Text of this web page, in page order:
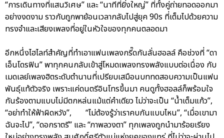
“การเดินทางที่แสนวิเศษ” และ “นาทีที่ยิ่งใหญ่” ที่ทั้งคู่ถ่ายทอดออกมา
อย่างงดงาม ราวกับถูกพาย้อนเวลากลับไปสู่ยุค 90s ที่เต็มไปด้วยความ
ทรงจำและเสียงเพลงที่อยู่ในหัวใจของทุกคนตลอดมา
อีกหนึ่งไฮไลท์สำคัญที่ทำเอาแฟนเพลงกรี๊ดกันลั่นฮอลล์ คือช่วงที่ “ดา
เอ็นโดรฟิน” พาทุกคนกลับเข้าสู่โหมดเพลงทรงพลังแบบต่อเนื่อง กับ
เมดเลย์เพลงฮิตระดับตำนานที่เปรียบเสมือนบททดสอบความเป็นแฟน
พันธุ์แท้ตัวจริง เพราะแค่ดนตรีอินโทรขึ้นมา คนดูทั้งฮอลล์ก็พร้อมใจ
กันร้องตามแบบไม่มีตกหล่นแม้แต่คำเดียว ไม่ว่าจะเป็น “น้ำเต็มแก้ว”,
“อย่าทำให้ฟ้าผิดหวัง”, “ไม่ต้องรู้ว่าเราคบกันแบบไหน”, “เมื่อเขามา
ฉันจะไป”, “ดอกราตรี” และ “ภาพลวงตา” ทุกเพลงถูกนำมาร้อยเรียง